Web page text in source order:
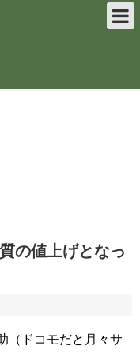
の値上げとなっ
（ドコモだと月々サ